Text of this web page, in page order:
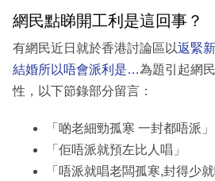
網民點睇開工利是這回事？
有網民近日就於香港討論區以返緊
結婚所以唔會派利是…為題引起網
性，以下節錄部分留言：
「啲老細勁孤寒 一封都唔派」
「佢唔派就預左比人唱」
「唔派就唱老闆孤寒,封得少